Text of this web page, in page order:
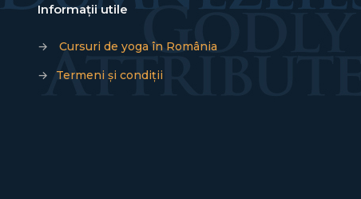
Informații utile
→
Cursuri de yoga în România
→
Termeni și condiții